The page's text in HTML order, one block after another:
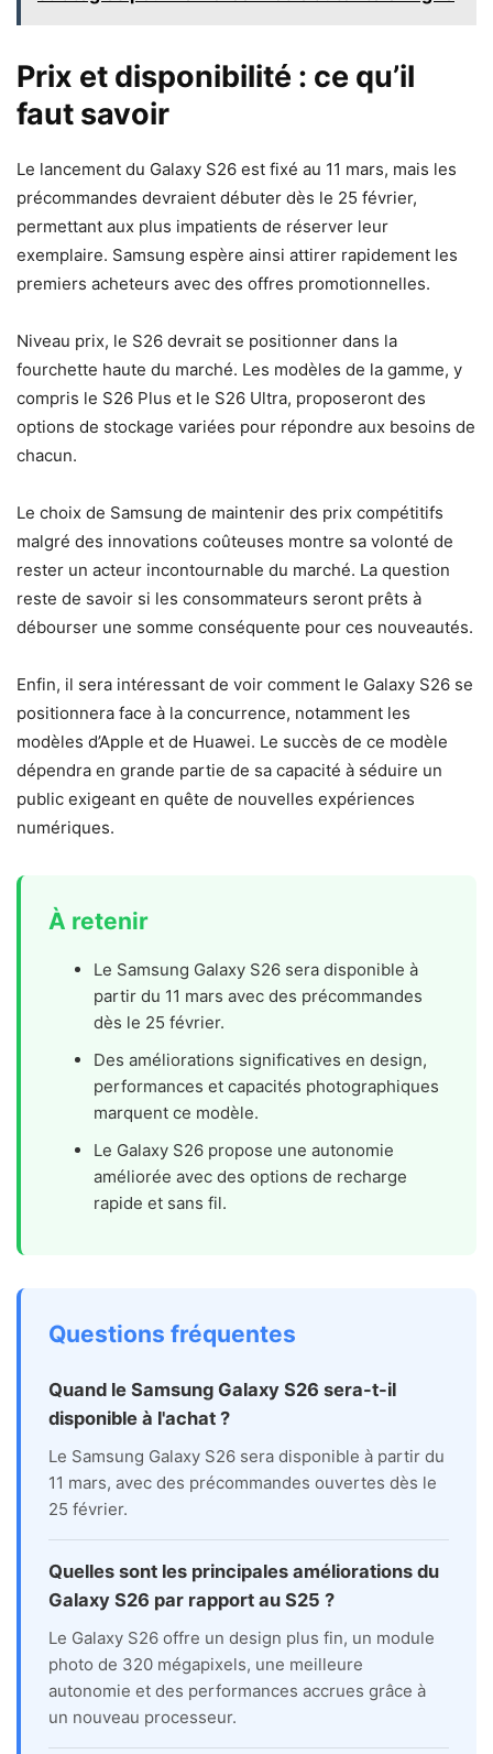
Prix et disponibilité : ce qu’il
faut savoir
Le lancement du Galaxy S26 est fixé au 11 mars, mais les
précommandes devraient débuter dès le 25 février,
permettant aux plus impatients de réserver leur
exemplaire. Samsung espère ainsi attirer rapidement les
premiers acheteurs avec des offres promotionnelles.
Niveau prix, le S26 devrait se positionner dans la
fourchette haute du marché. Les modèles de la gamme, y
compris le S26 Plus et le S26 Ultra, proposeront des
options de stockage variées pour répondre aux besoins de
chacun.
Le choix de Samsung de maintenir des prix compétitifs
malgré des innovations coûteuses montre sa volonté de
rester un acteur incontournable du marché. La question
reste de savoir si les consommateurs seront prêts à
débourser une somme conséquente pour ces nouveautés.
Enfin, il sera intéressant de voir comment le Galaxy S26 se
positionnera face à la concurrence, notamment les
modèles d’Apple et de Huawei. Le succès de ce modèle
dépendra en grande partie de sa capacité à séduire un
public exigeant en quête de nouvelles expériences
numériques.
À retenir
Le Samsung Galaxy S26 sera disponible à
partir du 11 mars avec des précommandes
dès le 25 février.
Des améliorations significatives en design,
performances et capacités photographiques
marquent ce modèle.
Le Galaxy S26 propose une autonomie
améliorée avec des options de recharge
rapide et sans fil.
Questions fréquentes
Quand le Samsung Galaxy S26 sera-t-il
disponible à l'achat ?
Le Samsung Galaxy S26 sera disponible à partir du
11 mars, avec des précommandes ouvertes dès le
25 février.
Quelles sont les principales améliorations du
Galaxy S26 par rapport au S25 ?
Le Galaxy S26 offre un design plus fin, un module
photo de 320 mégapixels, une meilleure
autonomie et des performances accrues grâce à
un nouveau processeur.